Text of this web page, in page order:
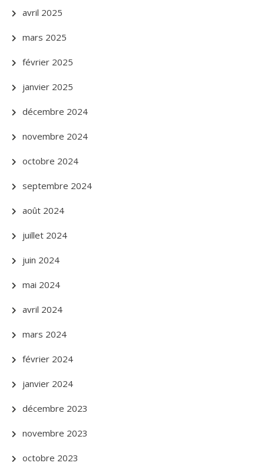
avril 2025
mars 2025
février 2025
janvier 2025
décembre 2024
novembre 2024
octobre 2024
septembre 2024
août 2024
juillet 2024
juin 2024
mai 2024
avril 2024
mars 2024
février 2024
janvier 2024
décembre 2023
novembre 2023
octobre 2023